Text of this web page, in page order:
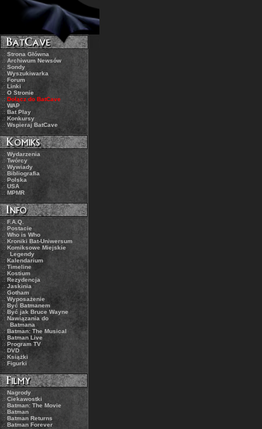
.: Strona Główna
.: Archiwum Newsów
.: Sondy
.:Wyszukiwarka
.: Forum
.: Linki
.: O Stronie
.: Dołącz do BatCave
.: WAP
.: Bat Play
.: Konkursy
.: Wspieraj BatCave
.: Wydarzenia
.: Twórcy
.: Wywiady
.:Bibliografia
.: Polska
.: USA
.: MPMR
.: F.A.Q.
.: Postacie
.: Who is Who
.:Kroniki Bat-Uniwersum
.: Komiksowe Miejskie
Legendy
.: Kalendarium
.: Timeline
.: Kostium
.: Rezydencja
.: Jaskinia
.: Gotham
.:Wyposażenie
.: Być Batmanem
.: Być jak Bruce Wayne
.: Nawiązania do
Batmana
.:Batman: The Musical
.: Batman Live
.: Program TV
.: DVD
.:Książki
.: Figurki
.: Nagrody
.: Ciekawostki
.: Batman: The Movie
.:Batman
.: Batman Returns
.: Batman Forever